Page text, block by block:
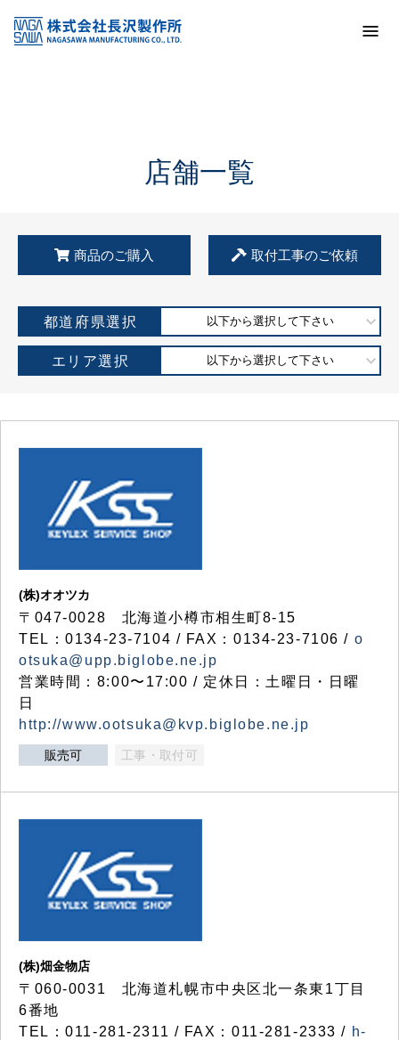
KSS加盟店・取扱店情報
店舗一覧
店舗一覧
商品のご購入 取付工事のご依頼
都道府県選択 以下から選択して下さい
エリア選択 以下から選択して下さい
(株)オオツカ
〒047-0028 北海道小樽市相生町8-15
TEL：0134-23-7104 / FAX：0134-23-7106 / o
otsuka@upp.biglobe.ne.jp
営業時間：8:00〜17:00 / 定休日：土曜日・日曜
日
http://www.ootsuka@kvp.biglobe.ne.jp
販売可 工事・取付可
(株)畑金物店
〒060-0031 北海道札幌市中央区北一条東1丁目
6番地
TEL：011-281-2311 / FAX：011-281-2333 / h-